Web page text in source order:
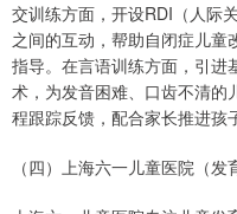
交训练方面，开设RDI（人际
之间的互动，帮助自闭症儿童
指导。在言语训练方面，引进
术，为发音困难、口齿不清的
程跟踪反馈，配合家长推进孩
（四）上海六一儿童医院（发